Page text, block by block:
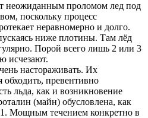
неожиданным проломом лед под
поскольку процесс
неравномерно и долго.
ниже плотины. Там лёд
Порой всего лишь 2 или 3
исчезают.
настораживать. Их
обходить, превентивно
льда, как и возникновение
(майн) обусловлена, как
Мощным течением конкретно в